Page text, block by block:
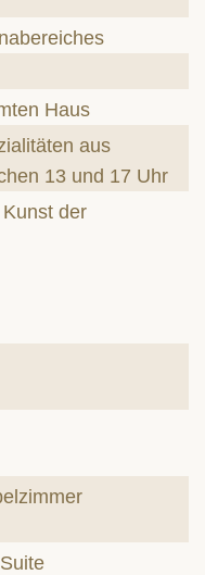
Haus
aus
13 und 17 Uhr
der